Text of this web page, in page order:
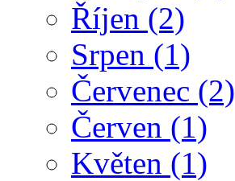
Říjen (2)
Srpen (1)
Červenec (2)
Červen (1)
Květen (1)